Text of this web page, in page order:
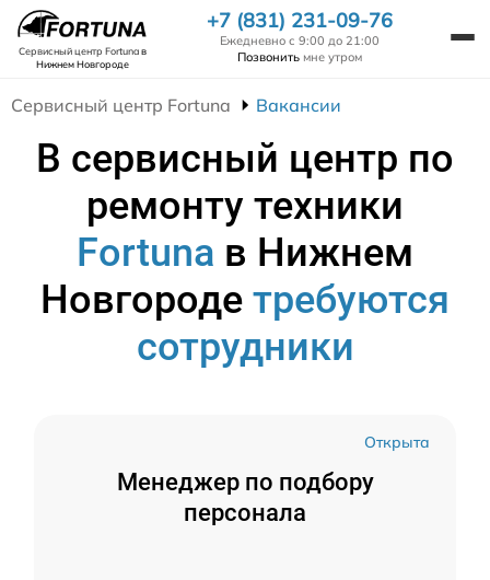
Сервисный центр Fortunaв
Нижнем Новгороде
+7 (831) 231-09-76
Ежедневно с 9:00 до 21:00
Позвонить мне утром
Сервисный центр Fortuna Вакансии
В сервисный центр по
ремонту техники
Fortuna в Нижнем
Новгороде требуются
сотрудники
Открыта
Менеджер по подбору
персонала